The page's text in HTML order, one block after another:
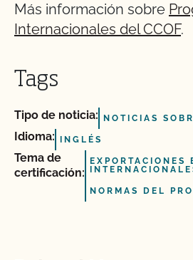
Más información sobre
Internacionales del CCOF.
Tags
Tipo de noticia: NOTICIAS
Idioma: INGLÉS
Tema de
certificación:
EXPORTACIONES
NORMAS DEL